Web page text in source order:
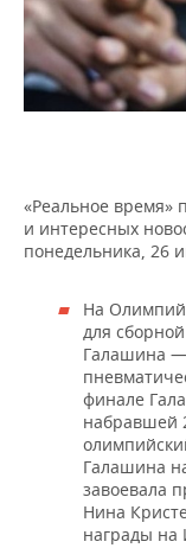
НЕФТЕХИМИЯ
НЕФТЬ
ОПК
РОЗНИЧНАЯ
ТРАНСПОРТ
НОВОСТИ
IT
МЕРОПРИЯТИЯ
НОВОСТИ
БИЗНЕС-БРАНЧИ
ONLINE-
ОТКРЫТАЯ
СПОРТ
ФУТБОЛ
ХОККЕЙ
БАСКЕТБОЛ
ВОЛЕЙБОЛ
КИБЕРСПОРТ
ФИГУРНОЕ
ВОДНЫЕ ВИДЫ
НОВОСТИ
ВЛАСТЬ
ИСТОРИЯ
КУЛЬТУРА
МЕДИЦИНА
ОБРАЗОВАНИЕ
ФОТОГАЛЕРЕЯ
СЮЖЕТЫ
СПРАВОЧНИК
СПИСОК ПЕРСОН
СПИСОК
ПОЛНАЯ ВЕРСИЯ
«Реальное время»
и интересных
понедельника, 26
На
для
Галашина
финале
набравшей
Галашина
завоевала
Нина
награды на